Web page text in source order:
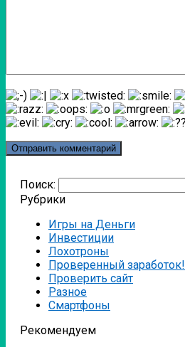
Поиск:
Рубрики
Игры на Деньги
Инвестиции
Лохотроны
Проверенный заработок!
Проверить сайт
Разное
Смартфоны
Рекомендуем